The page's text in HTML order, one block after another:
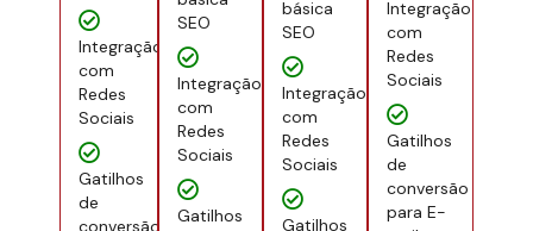
Integração
com
Redes
Sociais
Gatilhos
de
conversão
SEO
Integração
com
Redes
Sociais
Gatilhos
básica
SEO
Integração
com
Redes
Sociais
Gatilhos
Integração
com
Redes
Sociais
Gatilhos
de
conversão
para E-